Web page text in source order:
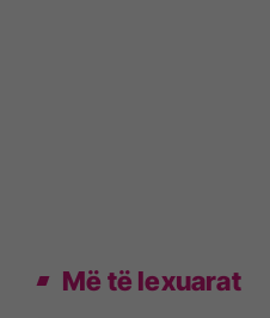
Më të lexuarat